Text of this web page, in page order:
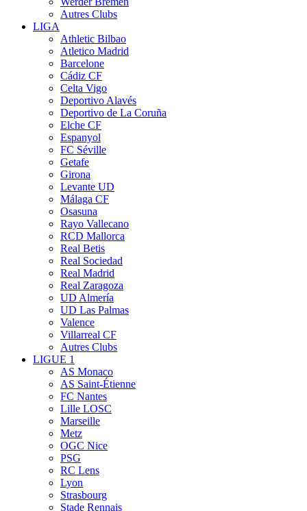
Autres Clubs
LIGA
Athletic Bilbao
Atletico Madrid
Barcelone
Cádiz CF
Celta Vigo
Deportivo Alavés
Deportivo de La Coruña
Elche CF
Espanyol
FC Séville
Getafe
Girona
Levante UD
Málaga CF
Osasuna
Rayo Vallecano
RCD Mallorca
Real Betis
Real Sociedad
Real Madrid
Real Zaragoza
UD Almería
UD Las Palmas
Valence
Villarreal CF
Autres Clubs
LIGUE 1
AS Monaco
AS Saint-Étienne
FC Nantes
Lille LOSC
Marseille
Metz
OGC Nice
PSG
RC Lens
Lyon
Strasbourg
Stade Rennais